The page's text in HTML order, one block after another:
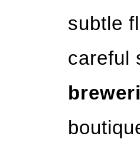
subtle
careful